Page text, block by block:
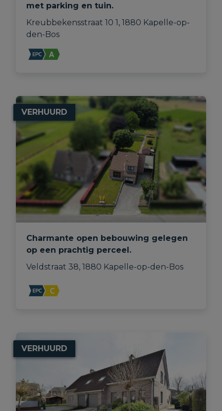
met parking en tuin.
Kreubbekensstraat 10 1, 1880 Kapelle-op-
den-Bos
VERHUURD
Charmante open bebouwing gelegen
op een prachtig perceel.
Veldstraat 38, 1880 Kapelle-op-den-Bos
VERHUURD